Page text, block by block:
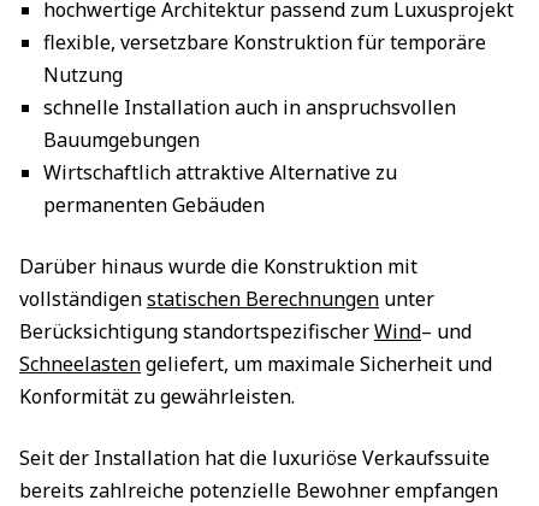
hochwertige Architektur passend zum Luxusprojekt
flexible, versetzbare Konstruktion für temporäre
Nutzung
schnelle Installation auch in anspruchsvollen
Bauumgebungen
Wirtschaftlich attraktive Alternative zu
permanenten Gebäuden
Darüber hinaus wurde die Konstruktion mit
vollständigenstatischen Berechnungen unter
Berücksichtigung standortspezifischerWind– und
Schneelastengeliefert, um maximale Sicherheit und
Konformität zu gewährleisten.
Seit der Installation hat die luxuriöse Verkaufssuite
bereits zahlreiche potenzielle Bewohner empfangen